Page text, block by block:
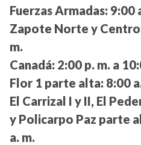
Fuerzas Armadas: 9:00
Zapote Norte y
m.
Canadá: 2:00 p. m. a
Flor 1 parte alta: 8:00
El Carrizal I y II, El
y Policarpo Paz parte
a. m.